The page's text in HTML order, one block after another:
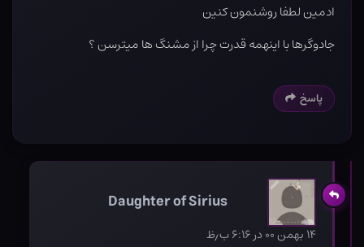
ادمین لطفا روشنمون کنین
جادوگرها با اینهمه قدرت چرا از مشنگ ها میترسن ؟
پاسخ
Daughter of Sirius
۱۴ بهمن ۰۰ در ۶:۱۶ ب٫ظ